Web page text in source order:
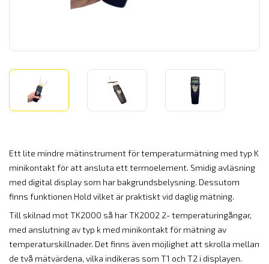
Ett lite mindre mätinstrument för temperaturmätning med typ K
minikontakt för att ansluta ett termoelement. Smidig avläsning
med digital display som har bakgrundsbelysning. Dessutom
finns funktionen Hold vilket är praktiskt vid daglig mätning.
Till skilnad mot TK2000 så har TK2002 2- temperaturingångar,
med anslutning av typ k med minikontakt för mätning av
temperaturskillnader. Det finns även möjlighet att skrolla mellan
de två mätvärdena, vilka indikeras som T1 och T2 i displayen.